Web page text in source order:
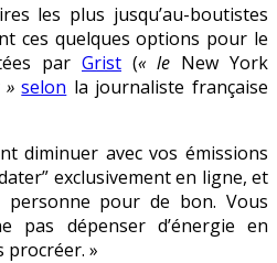
les plus jusqu’au-boutistes
ces quelques options pour le
par Grist (« le New York
»selon la journaliste française
diminuer avec vos émissions
exclusivement en ligne, et
pour de bon. Vous
pas dépenser d’énergie en
procréer. »